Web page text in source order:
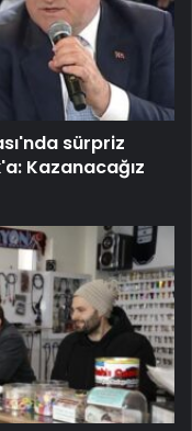
sürpriz
Kazanacağız